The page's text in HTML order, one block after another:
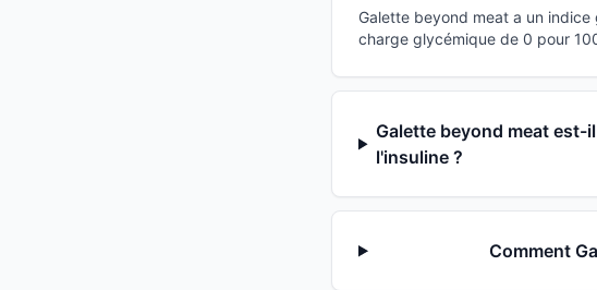
Galette beyond meat a un
charge glycémique de 0 pour
Galette beyond meat
l'insuline ?
Comment